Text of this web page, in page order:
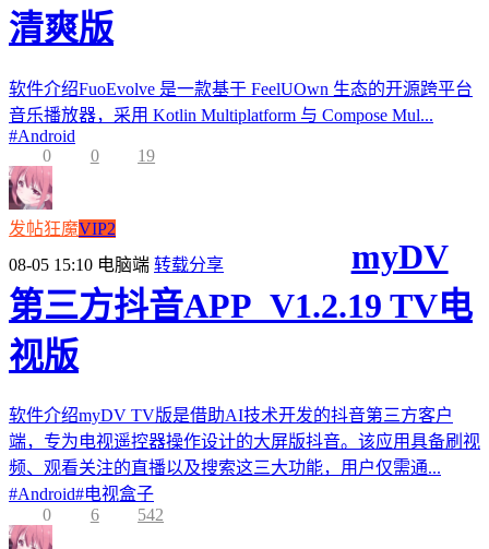
清爽版
软件介绍FuoEvolve 是一款基于 FeelUOwn 生态的开源跨平台
音乐播放器，采用 Kotlin Multiplatform 与 Compose Mul...
#Android
0
0 19
发帖狂魔VIP2
08-05 15:10 电脑端 转载分享
myDV
第三方抖音APP_V1.2.19 TV电
视版
软件介绍myDV TV版是借助AI技术开发的抖音第三方客户
端，专为电视遥控器操作设计的大屏版抖音。该应用具备刷视
频、观看关注的直播以及搜索这三大功能，用户仅需通...
#Android#电视盒子
0
6 542